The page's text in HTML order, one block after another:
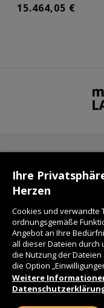
15.464,05 €
Ihre
Herzen
Cookies und verwandte
ordnungsgemäße
Angebot an Ihre
all dieser Dateien durch
die Nutzung der
die Option
Weitere